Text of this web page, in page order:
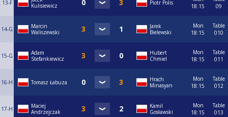
13-F
Kulisiewicz
Piotr Polis
18:15
09
14-G
Marcin
Waliszewski
Jarek
Bielewski
Mon
18:15
Table
010
15-G
Adam
Stefankiewicz
Hubert
Chmiel
Mon
18:15
Table
011
16-H Tomasz Łabuza
Hrach
Minasyan
Mon
18:15
Table
012
17-H
Maciej
Andrzejczak
Kamil
Gosławski
Mon
18:15
Table
013